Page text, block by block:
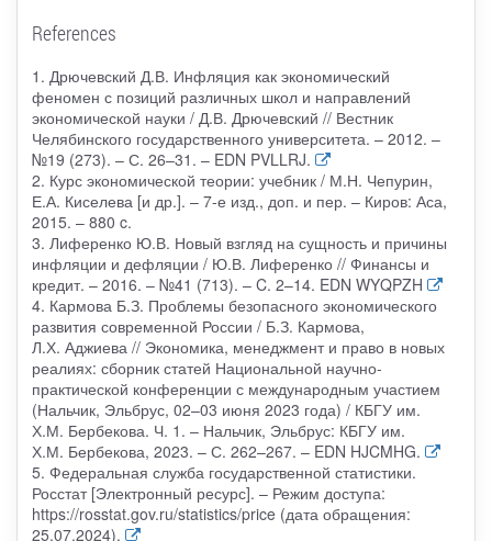
References
1. Дрючевский Д.В. Инфляция как экономический
феномен с позиций различных школ и направлений
экономической науки / Д.В. Дрючевский // Вестник
Челябинского государственного университета. – 2012. –
№19 (273). – С. 26–31. – EDN PVLLRJ.
2. Курс экономической теории: учебник / М.Н. Чепурин,
Е.А. Киселева [и др.]. – 7-е изд., доп. и пер. – Киров: Аса,
2015. – 880 c.
3. Лиференко Ю.В. Новый взгляд на сущность и причины
инфляции и дефляции / Ю.В. Лиференко // Финансы и
кредит. – 2016. – №41 (713). – C. 2–14. EDN WYQPZH
4. Кармова Б.З. Проблемы безопасного экономического
развития современной России / Б.З. Кармова,
Л.Х. Аджиева // Экономика, менеджмент и право в новых
реалиях: сборник статей Национальной научно-
практической конференции с международным участием
(Нальчик, Эльбрус, 02–03 июня 2023 года) / КБГУ им.
Х.М. Бербекова. Ч. 1. – Нальчик, Эльбрус: КБГУ им.
Х.М. Бербекова, 2023. – С. 262–267. – EDN HJCMHG.
5. Федеральная служба государственной статистики.
Росстат [Электронный ресурс]. – Режим доступа:
https://rosstat.gov.ru/statistics/price (дата обращения:
25.07.2024).